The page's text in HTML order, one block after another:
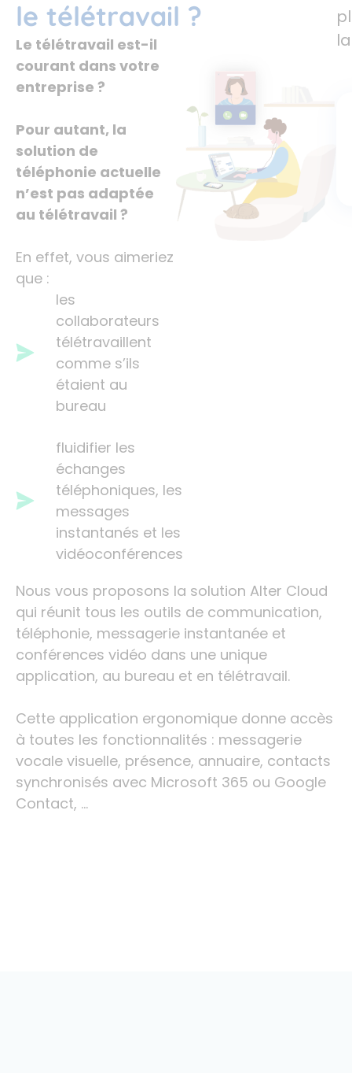
le télétravail ?
Le télétravail est-il
courant dans votre
entreprise ?
Pour autant, la
solution de
téléphonie actuelle
n’est pas adaptée
au télétravail ?
En effet, vous aimeriez
que :
les
collaborateurs
télétravaillent
comme s’ils
étaient au
bureau
fluidifier les
échanges
téléphoniques, les
messages
instantanés et les
vidéoconférences
Nous vous proposons la solution Alter Cloud
qui réunit tous les outils de communication,
téléphonie, messagerie instantanée et
conférences vidéo dans une unique
application, au bureau et en télétravail.
Cette application ergonomique donne accès
à toutes les fonctionnalités : messagerie
vocale visuelle, présence, annuaire, contacts
synchronisés avec Microsoft 365 ou Google
Contact, …